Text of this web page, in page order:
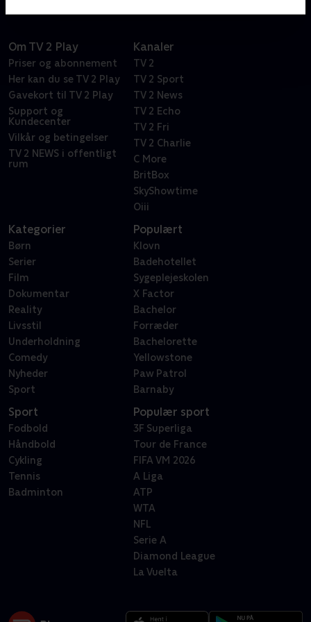
Om TV 2 Play
Priser og abonnement
Her kan du se TV 2 Play
Gavekort til TV 2 Play
Support og
Kundecenter
Vilkår og betingelser
TV 2 NEWS i offentligt
rum
Kanaler
TV 2
TV 2 Sport
TV 2 News
TV 2 Echo
TV 2 Fri
TV 2 Charlie
C More
BritBox
SkyShowtime
Oiii
Kategorier
Børn
Serier
Film
Dokumentar
Reality
Livsstil
Underholdning
Comedy
Nyheder
Sport
Populært
Klovn
Badehotellet
Sygeplejeskolen
X Factor
Bachelor
Forræder
Bachelorette
Yellowstone
Paw Patrol
Barnaby
Sport
Fodbold
Håndbold
Cykling
Tennis
Badminton
Populær sport
3F Superliga
Tour de France
FIFA VM 2026
A Liga
ATP
WTA
NFL
Serie A
Diamond League
La Vuelta